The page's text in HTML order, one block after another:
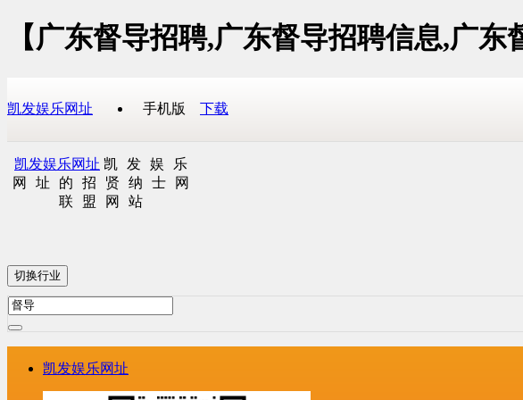
【广东督导招聘,广东督导招聘信息,广
凯发娱乐网址 手机版 下载
凯发娱乐网址 凯发娱乐
网址的招贤纳士网
联盟网站
切换行业
凯发娱乐网址